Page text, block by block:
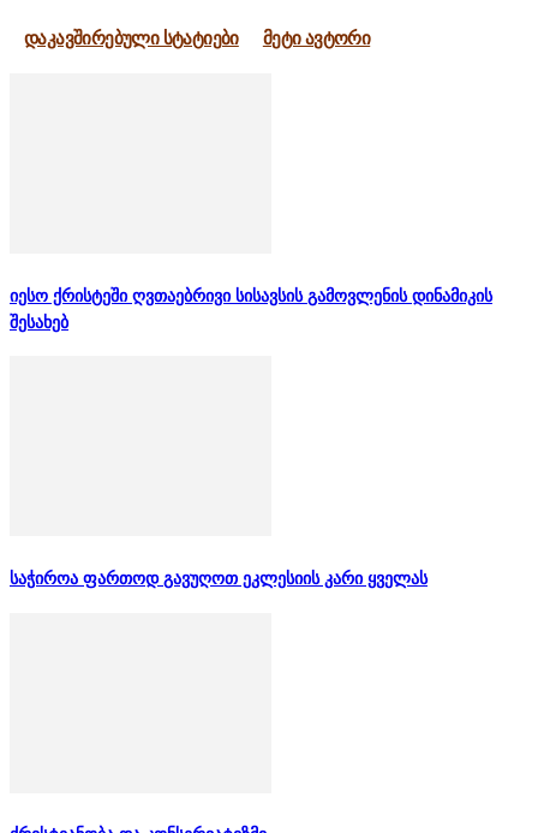
დაკავშირებული სტატიები მეტი ავტორი
იესო ქრისტეში ღვთაებრივი სისავსის გამოვლენის დინამიკის
შესახებ
საჭიროა ფართოდ გავუღოთ ეკლესიის კარი ყველას